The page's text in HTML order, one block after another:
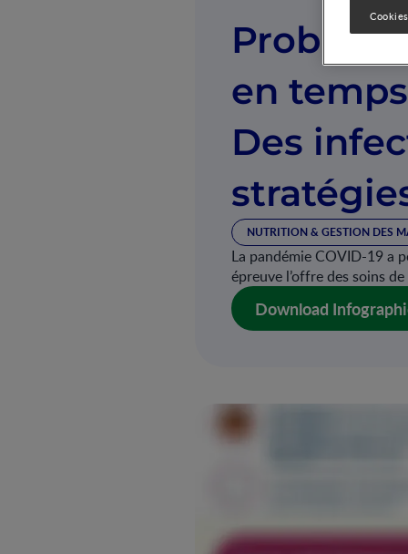
en
Des
NUTRITION & GESTION DES
La pandémie COVID-19 a
épreuve l’offre des soins
Download